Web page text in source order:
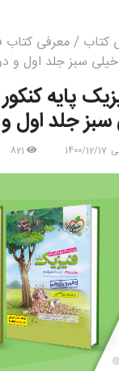
کتاب / معرفی کتاب
سبز جلد اول و
پایه
سبز جلد اول
17